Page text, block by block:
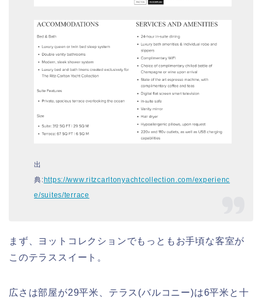
出
典: https://www.ritzcarltonyachtcollection.com/experienc
e/suites/terrace
まず、ヨットコレクションでもっともお手頃な客室が
このテラススイート。
広さは部屋が29平米、テラス(バルコニー)は6平米と十